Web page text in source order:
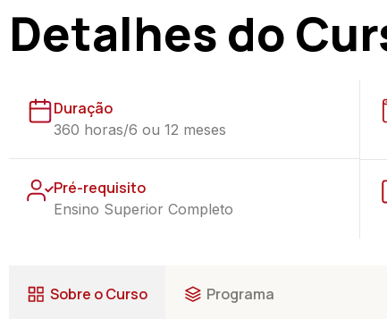
Detalhes do
Duração
360 horas/6 ou 12 meses
Pré-requisito
Ensino Superior Completo
Sobre o Curso Programa